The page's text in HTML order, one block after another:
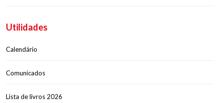
Utilidades
Calendário
Comunicados
Lista de livros 2026